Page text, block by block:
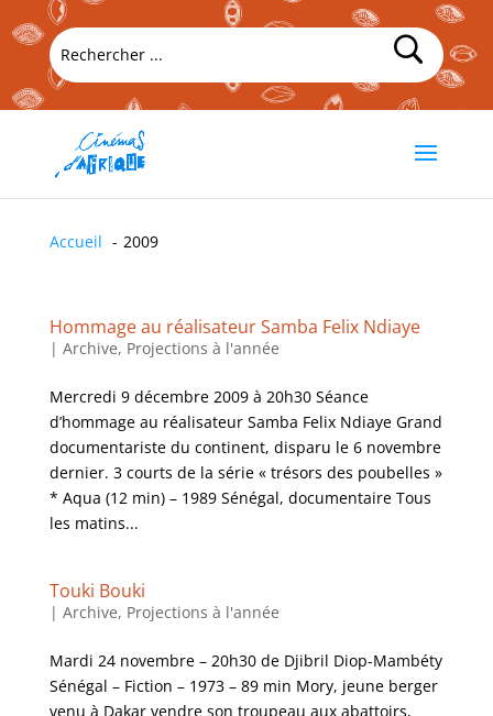
Accueil 2009
Hommage au réalisateur Samba Felix Ndiaye
| Archive, Projections à l'année
Mercredi 9 décembre 2009 à 20h30 Séance
d’hommage au réalisateur Samba Felix Ndiaye Grand
documentariste du continent, disparu le 6 novembre
dernier. 3 courts de la série « trésors des poubelles »
* Aqua (12 min) – 1989 Sénégal, documentaire Tous
les matins...
Touki Bouki
| Archive, Projections à l'année
Mardi 24 novembre – 20h30 de Djibril Diop-Mambéty
Sénégal – Fiction – 1973 – 89 min Mory, jeune berger
venu à Dakar vendre son troupeau aux abattoirs,